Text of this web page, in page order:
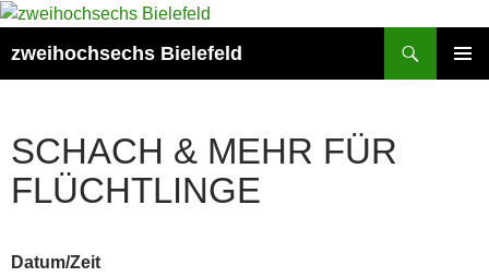
Zum
springen
zweihochsechs Bielefeld
SCHACH & MEHR FÜR
FLÜCHTLINGE
Datum/Zeit